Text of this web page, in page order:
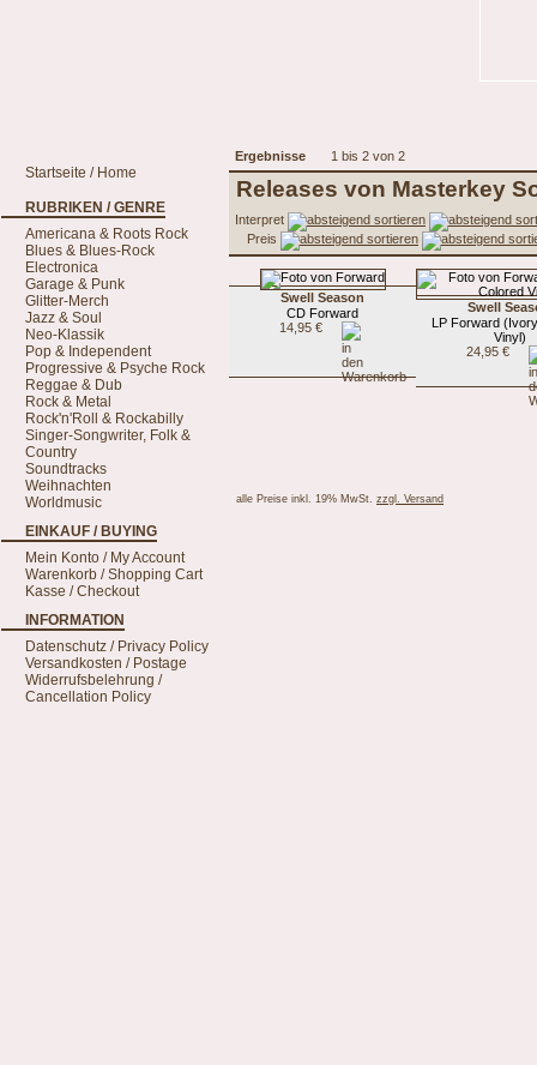
Ergebnisse 1 bis 2 von 2
Startseite / Home
RUBRIKEN / GENRE
Americana & Roots Rock
Blues & Blues-Rock
Electronica
Garage & Punk
Glitter-Merch
Jazz & Soul
Neo-Klassik
Pop & Independent
Progressive & Psyche Rock
Reggae & Dub
Rock & Metal
Rock'n'Roll & Rockabilly
Singer-Songwriter, Folk &
Country
Soundtracks
Weihnachten
Worldmusic
EINKAUF / BUYING
Mein Konto / My Account
Warenkorb / Shopping Cart
Kasse / Checkout
INFORMATION
Datenschutz / Privacy Policy
Versandkosten / Postage
Widerrufsbelehrung /
Cancellation Policy
Releases von Masterkey
Interpret
Preis
Swell Season
CD Forward
14,95 €
Swell
LP Forward
Vinyl)
24,95 €
alle Preise inkl. 19% MwSt. zzgl. Versand